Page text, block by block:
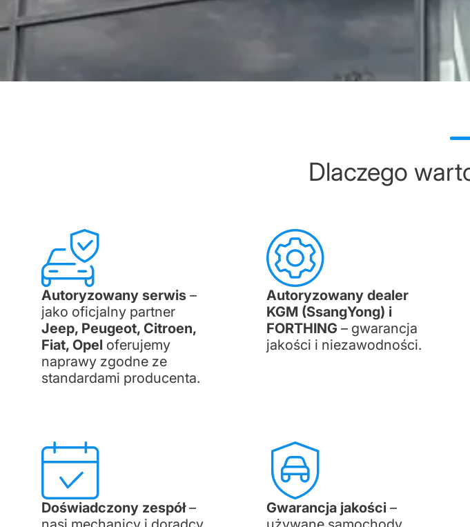
Dlaczego
Autoryzowany serwis –
jako oficjalny partner
Jeep, Peugeot, Citroen,
Fiat, Opel oferujemy
naprawy zgodne ze
standardami producenta.
Autoryzowany dealer
KGM (SsangYong) i
FORTHING – gwarancja
jakości i niezawodności.
Doświadczony zespół–
Gwarancja jakości –